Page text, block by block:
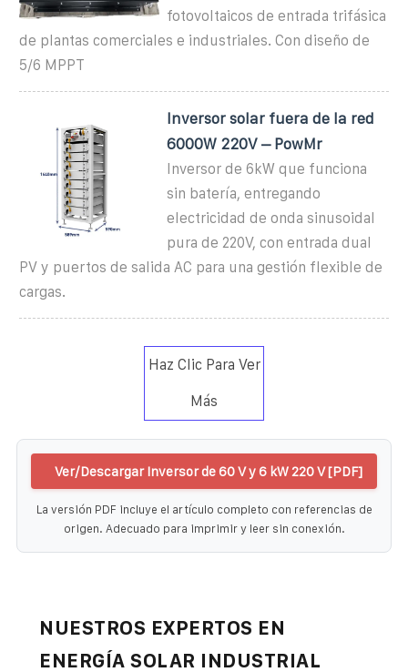
fotovoltaicos de entrada trifásica
de plantas comerciales e industriales. Con diseño de
5/6 MPPT
Inversor solar fuera de la red
6000W 220V – PowMr
Inversor de 6kW que funciona
sin batería, entregando
electricidad de onda sinusoidal
pura de 220V, con entrada dual
PV y puertos de salida AC para una gestión flexible de
cargas.
Haz Clic Para Ver
Más
Ver/Descargar Inversor de 60 V y 6 kW 220 V [PDF]
La versión PDF incluye el artículo completo con referencias de
origen. Adecuado para imprimir y leer sin conexión.
NUESTROS EXPERTOS EN
ENERGÍA SOLAR INDUSTRIAL